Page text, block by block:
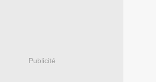
Publicité